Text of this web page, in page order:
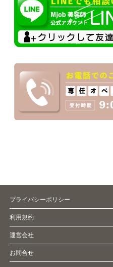
プライバシーポリシー
利用規約
運営会社
お問合せ